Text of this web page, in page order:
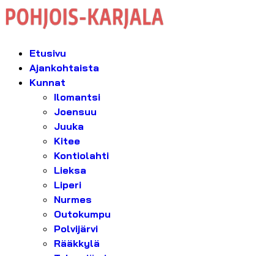
Etusivu
Ajankohtaista
Kunnat
Ilomantsi
Joensuu
Juuka
Kitee
Kontiolahti
Lieksa
Liperi
Nurmes
Outokumpu
Polvijärvi
Rääkkylä